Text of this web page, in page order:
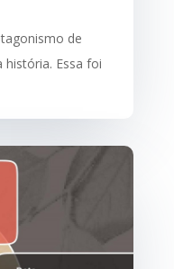
de
história. Essa foi